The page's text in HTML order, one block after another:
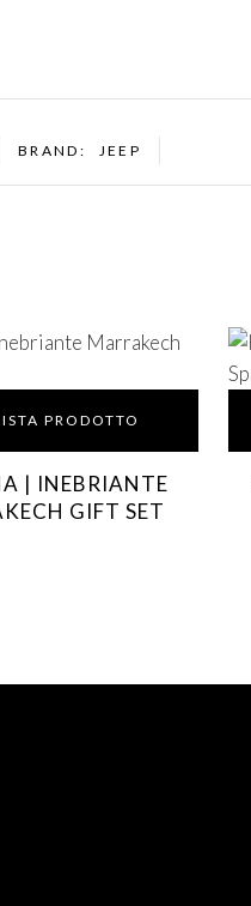
BRAND: JEEP
PRODOTTO
| INEBRIANTE
GIFT SET